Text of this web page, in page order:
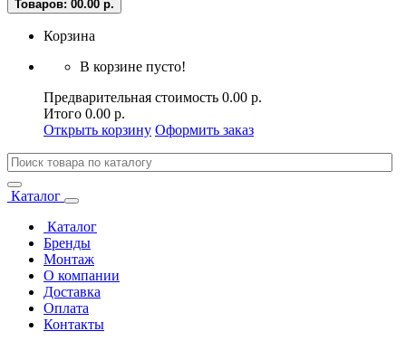
Товаров: 00.00 р.
Корзина
В корзине пусто!
Предварительная стоимость 0.00 р.
Итого 0.00 р.
Открыть корзину Оформить заказ
Каталог
Каталог
Бренды
Монтаж
О компании
Доставка
Оплата
Контакты